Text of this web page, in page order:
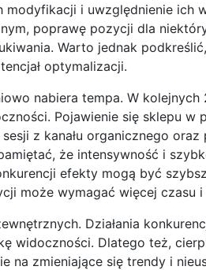
i uwzględnienie ich
poprawę pozycji dla
Warto jednak
optymalizacji.
nabiera tempa. W
Pojawienie się sklepu w
z kanału organicznego
że intensywność i
efekty mogą być
może wymagać więcej czasu i
Działania
widoczności. Dlatego też,
na zmieniające się trendy i